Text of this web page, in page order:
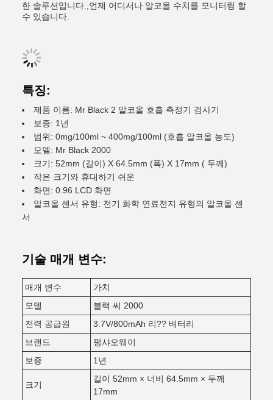
한 솔루션입니다.,언제 어디서나 알코올 수치를 모니터링 할
수 있습니다.
특징:
제품 이름: Mr Black 2 알코올 호흡 측정기 검사기
보증: 1년
범위: 0mg/100ml ~ 400mg/100ml (호흡 알코올 농도)
모델: Mr Black 2000
크기: 52mm (길이) X 64.5mm (폭) X 17mm ( 두께)
작은 크기와 휴대하기 쉬운
화면: 0.96 LCD 화면
알코올 센서 유형: 전기 화학 연료전지 유형의 알코올 센
서
기술 매개 변수:
매개 변수
가치
모델
블랙 씨 2000
전력 공급원
3.7V/800mAh 리?? 배터리
브랜드
펑샤오웨이
보증
1년
크기
길이 52mm × 너비 64.5mm × 두께
17mm